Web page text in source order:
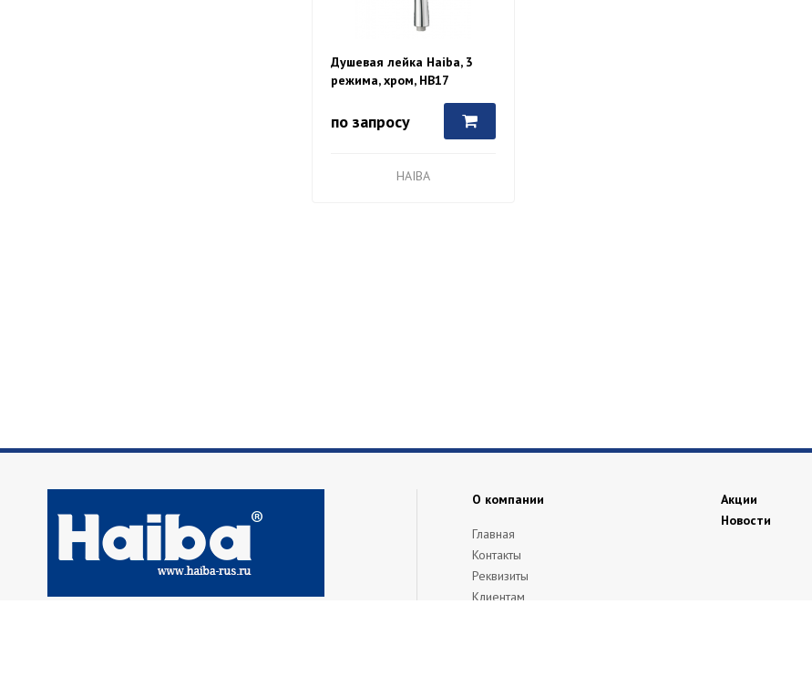
Душевая лейка Haiba, 3
режима, хром, HB17
по запросу
HAIBA
О компании
Главная
Контакты
Реквизиты
Клиентам
Акции
Новости